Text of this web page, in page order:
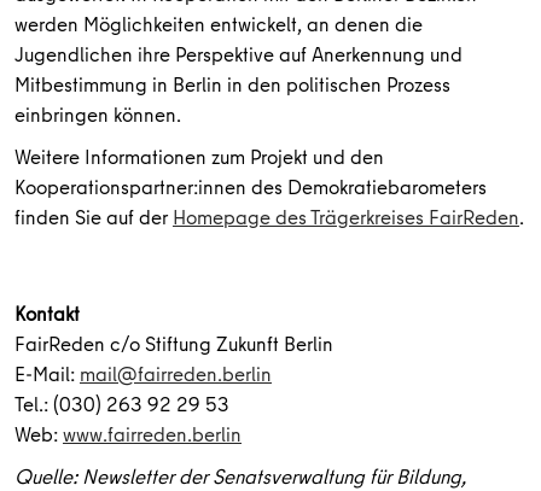
werden Möglichkeiten entwickelt, an denen die
Jugendlichen ihre Perspektive auf Anerkennung und
Mitbestimmung in Berlin in den politischen Prozess
einbringen können.
Weitere Informationen zum Projekt und den
Kooperationspartner:innen des Demokratiebarometers
finden Sie auf derHomepage des Trägerkreises FairReden.
Kontakt
FairReden c/o Stiftung Zukunft Berlin
E-Mail: mail@fairreden.berlin
Tel.: (030) 263 92 29 53
Web:www.fairreden.berlin
Quelle: Newsletter der Senatsverwaltung für Bildung,